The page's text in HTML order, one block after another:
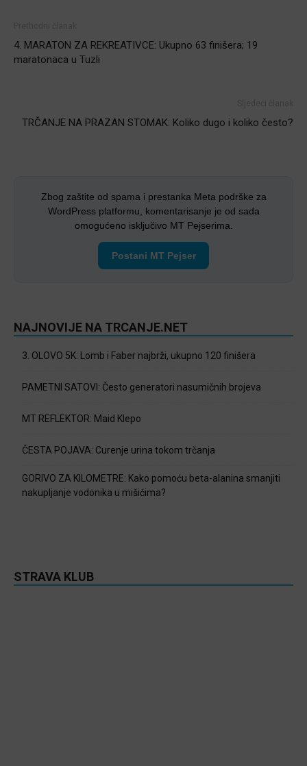
4. MARATON ZA REKREATIVCE: Ukupno 63 finišera; 19
maratonaca u Tuzli
TRČANJE NA PRAZAN STOMAK: Koliko dugo i koliko često?
Zbog zaštite od spama i prestanka Meta podrške za
WordPress platformu, komentarisanje je od sada
omogućeno isključivo MT Pejserima.
Postani MT Pejser
NAJNOVIJE NA TRCANJE.NET
3. OLOVO 5K: Lomb i Faber najbrži, ukupno 120 finišera
PAMETNI SATOVI: Često generatori nasumičnih brojeva
MT REFLEKTOR: Maid Klepo
ČESTA POJAVA: Curenje urina tokom trčanja
GORIVO ZA KILOMETRE: Kako pomoću beta-alanina smanjiti
nakupljanje vodonika u mišićima?
STRAVA KLUB